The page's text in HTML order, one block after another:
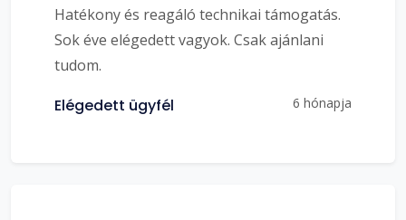
Hatékony és reagáló technikai támogatás.
Sok éve elégedett vagyok. Csak ajánlani
tudom.
Elégedett ügyfél 6 hónapja